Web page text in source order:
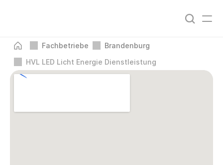
Fachbetriebe
Brandenburg
HVL LED Licht Energie Dienstleistung